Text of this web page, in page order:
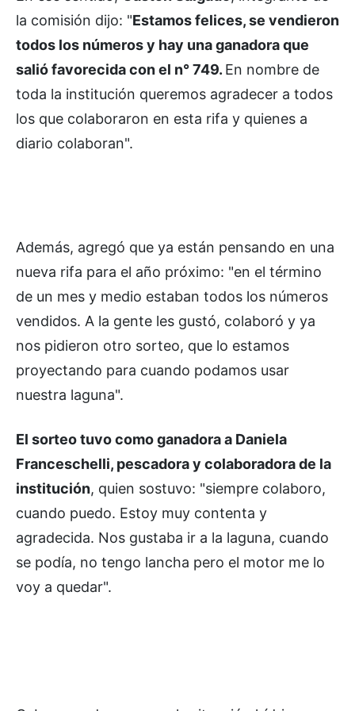
la comisión dijo: "Estamos felices, se vendieron
todos los números y hay una ganadora que
salió favorecida con el n° 749. En nombre de
toda la institución queremos agradecer a todos
los que colaboraron en esta rifa y quienes a
diario colaboran".
Además, agregó que ya están pensando en una
nueva rifa para el año próximo: "en el término
de un mes y medio estaban todos los números
vendidos. A la gente les gustó, colaboró y ya
nos pidieron otro sorteo, que lo estamos
proyectando para cuando podamos usar
nuestra laguna".
El sorteo tuvo como ganadora a Daniela
Franceschelli, pescadora y colaboradora de la
institución, quien sostuvo: "siempre colaboro,
cuando puedo. Estoy muy contenta y
agradecida. Nos gustaba ir a la laguna, cuando
se podía, no tengo lancha pero el motor me lo
voy a quedar".